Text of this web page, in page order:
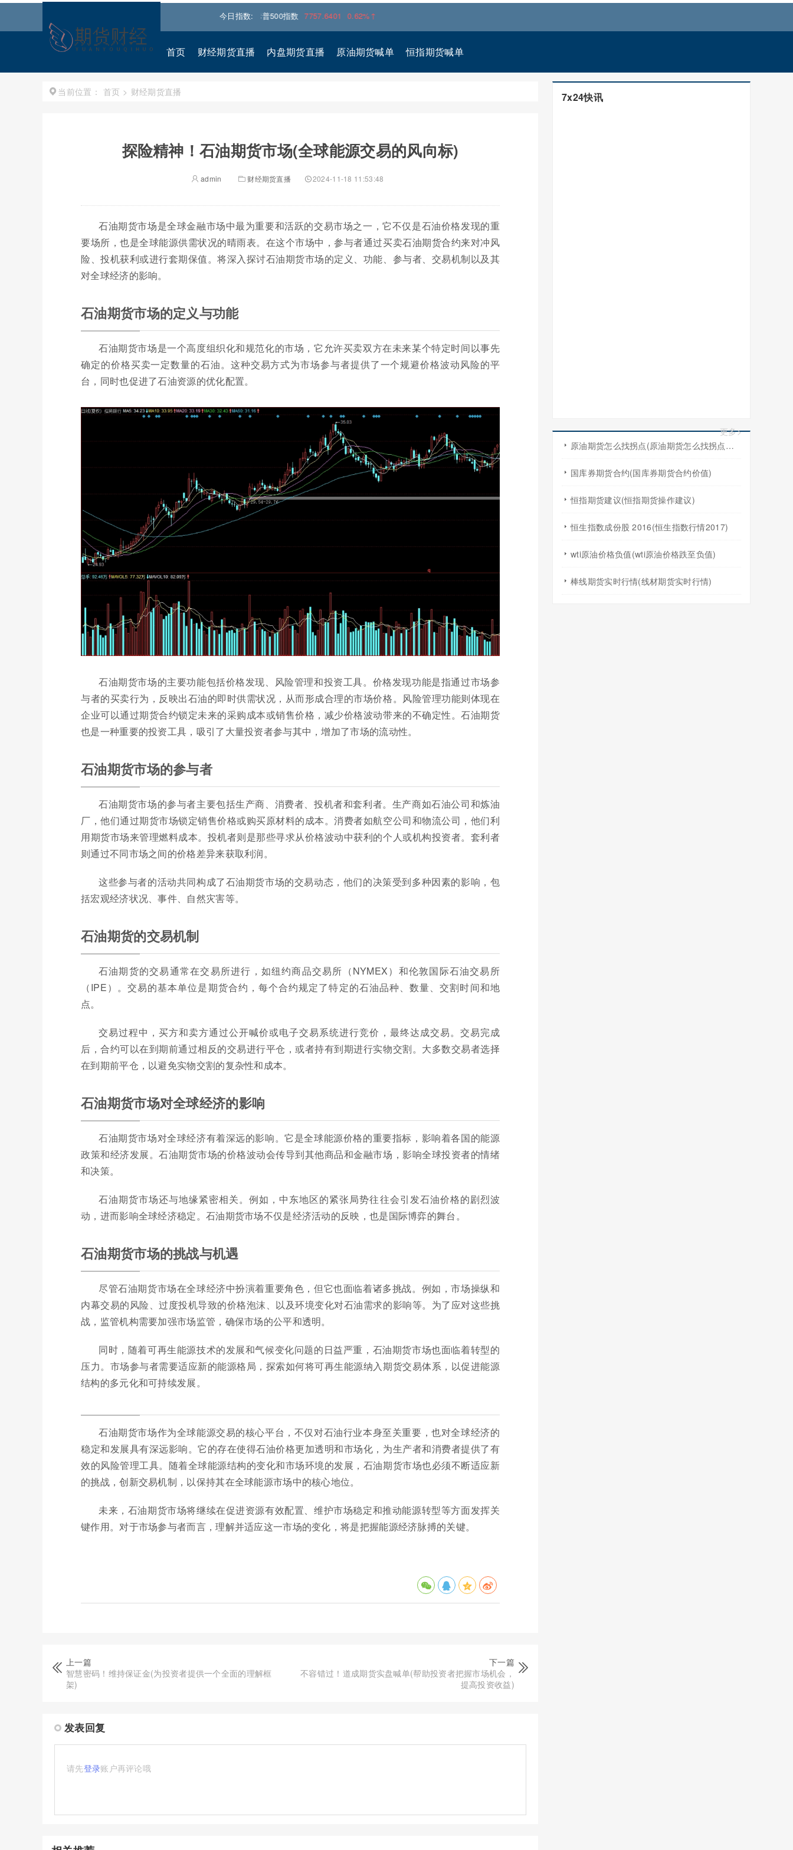
今日指数:
标普500指数 7757.6401 0.62%↑
首页 财经期货直播 内盘期货直播 原油期货喊单 恒指期货喊单
当前位置： 首页 > 财经期货直播
探险精神！石油期货市场(全球能源交易的风向标)
admin 财经期货直播 2024-11-18 11:53:48
石油期货市场是全球金融市场中最为重要和活跃的交易市场之一，它不仅是石油价格发现的重
要场所，也是全球能源供需状况的晴雨表。在这个市场中，参与者通过买卖石油期货合约来对冲风
险、投机获利或进行套期保值。将深入探讨石油期货市场的定义、功能、参与者、交易机制以及其
对全球经济的影响。
石油期货市场的定义与功能
石油期货市场是一个高度组织化和规范化的市场，它允许买卖双方在未来某个特定时间以事先
确定的价格买卖一定数量的石油。这种交易方式为市场参与者提供了一个规避价格波动风险的平
台，同时也促进了石油资源的优化配置。
石油期货市场的主要功能包括价格发现、风险管理和投资工具。价格发现功能是指通过市场参
与者的买卖行为，反映出石油的即时供需状况，从而形成合理的市场价格。风险管理功能则体现在
企业可以通过期货合约锁定未来的采购成本或销售价格，减少价格波动带来的不确定性。石油期货
也是一种重要的投资工具，吸引了大量投资者参与其中，增加了市场的流动性。
石油期货市场的参与者
石油期货市场的参与者主要包括生产商、消费者、投机者和套利者。生产商如石油公司和炼油
厂，他们通过期货市场锁定销售价格或购买原材料的成本。消费者如航空公司和物流公司，他们利
用期货市场来管理燃料成本。投机者则是那些寻求从价格波动中获利的个人或机构投资者。套利者
则通过不同市场之间的价格差异来获取利润。
这些参与者的活动共同构成了石油期货市场的交易动态，他们的决策受到多种因素的影响，包
括宏观经济状况、事件、自然灾害等。
石油期货的交易机制
石油期货的交易通常在交易所进行，如纽约商品交易所（NYMEX）和伦敦国际石油交易所
（IPE）。交易的基本单位是期货合约，每个合约规定了特定的石油品种、数量、交割时间和地
点。
交易过程中，买方和卖方通过公开喊价或电子交易系统进行竞价，最终达成交易。交易完成
后，合约可以在到期前通过相反的交易进行平仓，或者持有到期进行实物交割。大多数交易者选择
在到期前平仓，以避免实物交割的复杂性和成本。
石油期货市场对全球经济的影响
石油期货市场对全球经济有着深远的影响。它是全球能源价格的重要指标，影响着各国的能源
政策和经济发展。石油期货市场的价格波动会传导到其他商品和金融市场，影响全球投资者的情绪
和决策。
石油期货市场还与地缘紧密相关。例如，中东地区的紧张局势往往会引发石油价格的剧烈波
动，进而影响全球经济稳定。石油期货市场不仅是经济活动的反映，也是国际博弈的舞台。
石油期货市场的挑战与机遇
尽管石油期货市场在全球经济中扮演着重要角色，但它也面临着诸多挑战。例如，市场操纵和
内幕交易的风险、过度投机导致的价格泡沫、以及环境变化对石油需求的影响等。为了应对这些挑
战，监管机构需要加强市场监管，确保市场的公平和透明。
同时，随着可再生能源技术的发展和气候变化问题的日益严重，石油期货市场也面临着转型的
压力。市场参与者需要适应新的能源格局，探索如何将可再生能源纳入期货交易体系，以促进能源
结构的多元化和可持续发展。
石油期货市场作为全球能源交易的核心平台，不仅对石油行业本身至关重要，也对全球经济的
稳定和发展具有深远影响。它的存在使得石油价格更加透明和市场化，为生产者和消费者提供了有
效的风险管理工具。随着全球能源结构的变化和市场环境的发展，石油期货市场也必须不断适应新
的挑战，创新交易机制，以保持其在全球能源市场中的核心地位。
未来，石油期货市场将继续在促进资源有效配置、维护市场稳定和推动能源转型等方面发挥关
键作用。对于市场参与者而言，理解并适应这一市场的变化，将是把握能源经济脉搏的关键。
上一篇
智慧密码！维持保证金(为投资者提供一个全面的理解框
架)
下一篇
不容错过！道成期货实盘喊单(帮助投资者把握市场机会，
提高投资收益)
发表回复
请先登录账户再评论哦
7x24快讯
更多>
原油期货怎么找拐点(原油期货怎么找拐点交易)
国库券期货合约(国库券期货合约价值)
恒指期货建议(恒指期货操作建议)
恒生指数成份股 2016(恒生指数行情2017)
wti原油价格负值(wti原油价格跌至负值)
棒线期货实时行情(线材期货实时行情)